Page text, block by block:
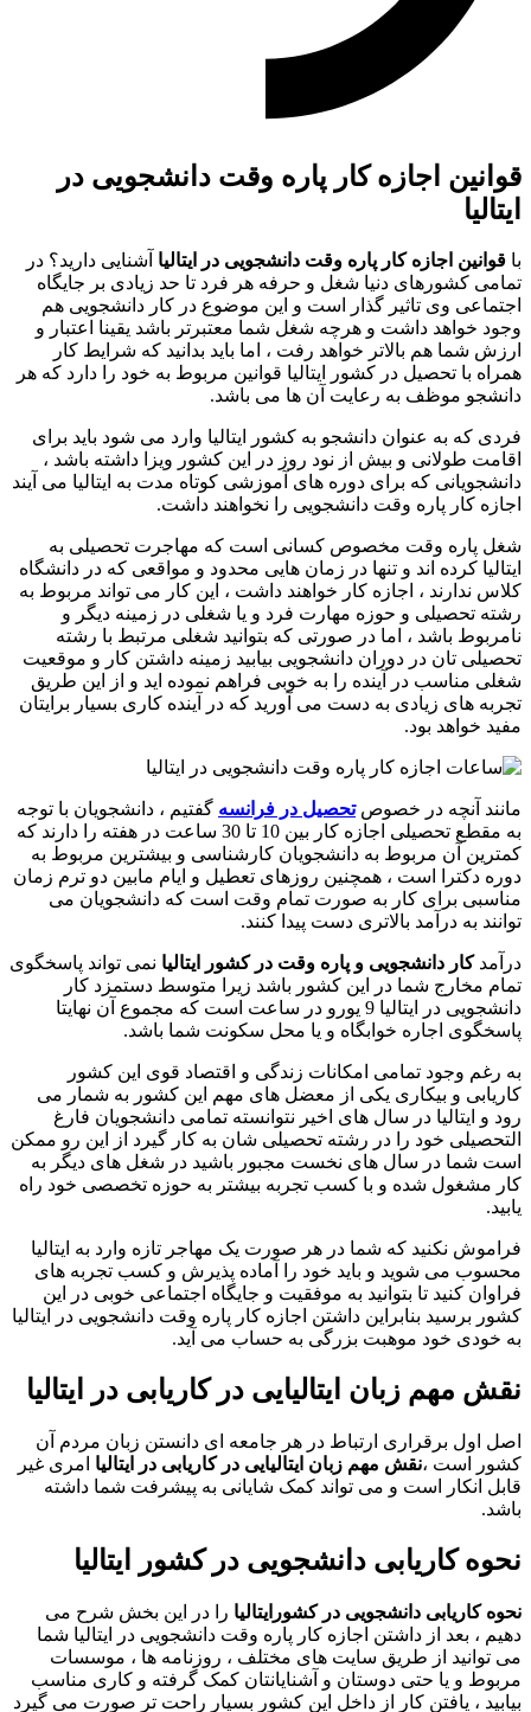
قوانین اجازه کار پاره وقت دانشجویی در
ایتالیا
با قوانین اجازه کار پاره وقت دانشجویی در ایتالیا آشنایی دارید؟ در
تمامی کشورهای دنیا شغل و حرفه هر فرد تا حد زیادی بر جایگاه
اجتماعی وی تاثیر گذار است و این موضوع در کار دانشجویی هم
وجود خواهد داشت و هرچه شغل شما معتبرتر باشد یقینا اعتبار و
ارزش شما هم بالاتر خواهد رفت ، اما باید بدانید که شرایط کار
همراه با تحصیل در کشور ایتالیا قوانین مربوط به خود را دارد که هر
دانشجو موظف به رعایت آن ها می باشد.
فردی که به عنوان دانشجو به کشور ایتالیا وارد می شود باید برای
اقامت طولانی و بیش از نود روز در این کشور ویزا داشته باشد ،
دانشجویانی که برای دوره های آموزشی کوتاه مدت به ایتالیا می آیند
اجازه کار پاره وقت دانشجویی را نخواهند داشت.
شغل پاره وقت مخصوص کسانی است که مهاجرت تحصیلی به
ایتالیا کرده اند و تنها در زمان هایی محدود و مواقعی که در دانشگاه
کلاس ندارند ، اجازه کار خواهند داشت ، این کار می تواند مربوط به
رشته تحصیلی و حوزه مهارت فرد و یا شغلی در زمینه دیگر و
نامربوط باشد ، اما در صورتی که بتوانید شغلی مرتبط با رشته
تحصیلی تان در دوران دانشجویی بیابید زمینه داشتن کار و موقعیت
شغلی مناسب در آینده را به خوبی فراهم نموده اید و از این طریق
تجربه های زیادی به دست می آورید که در آینده کاری بسیار برایتان
مفید خواهد بود.
مانند آنچه در خصوصتحصیل در فرانسه گفتیم ، دانشجویان با توجه
به مقطع تحصیلی اجازه کار بین 10 تا 30 ساعت در هفته را دارند که
کمترین آن مربوط به دانشجویان کارشناسی و بیشترین مربوط به
دوره دکترا است ، همچنین روزهای تعطیل و ایام مابین دو ترم زمان
مناسبی برای کار به صورت تمام وقت است که دانشجویان می
توانند به درآمد بالاتری دست پیدا کنند.
درآمدکار دانشجویی و پاره وقت در کشور ایتالیا نمی تواند پاسخگوی
تمام مخارج شما در این کشور باشد زیرا متوسط دستمزد کار
دانشجویی در ایتالیا 9 یورو در ساعت است که مجموع آن نهایتا
پاسخگوی اجاره خوابگاه و یا محل سکونت شما باشد.
به رغم وجود تمامی امکانات زندگی و اقتصاد قوی این کشور
کاریابی و بیکاری یکی از معضل های مهم این کشور به شمار می
رود و ایتالیا در سال های اخیر نتوانسته تمامی دانشجویان فارغ
التحصیلی خود را در رشته تحصیلی شان به کار گیرد از این رو ممکن
است شما در سال های نخست مجبور باشید در شغل های دیگر به
کار مشغول شده و با کسب تجربه بیشتر به حوزه تخصصی خود راه
یابید.
فراموش نکنید که شما در هر صورت یک مهاجر تازه وارد به ایتالیا
محسوب می شوید و باید خود را آماده پذیرش و کسب تجربه های
فراوان کنید تا بتوانید به موفقیت و جایگاه اجتماعی خوبی در این
کشور برسید بنابراین داشتن اجازه کار پاره وقت دانشجویی در ایتالیا
به خودی خود موهبت بزرگی به حساب می آید.
نقش مهم زبان ایتالیایی در کاریابی در ایتالیا
اصل اول برقراری ارتباط در هر جامعه ای دانستن زبان مردم آن
کشور است ،نقش مهم زبان ایتالیایی در کاریابی در ایتالیا امری غیر
قابل انکار است و می تواند کمک شایانی به پیشرفت شما داشته
باشد.
نحوه کاریابی دانشجویی در کشور ایتالیا
نحوه کاریابی دانشجویی در کشورایتالیا را در این بخش شرح می
دهیم ، بعد از داشتن اجازه کار پاره وقت دانشجویی در ایتالیا شما
می توانید از طریق سایت های مختلف ، روزنامه ها ، موسسات
مربوط و یا حتی دوستان و آشنایانتان کمک گرفته و کاری مناسب
بیابید ، یافتن کار از داخل این کشور بسیار راحت تر صورت می گیرد